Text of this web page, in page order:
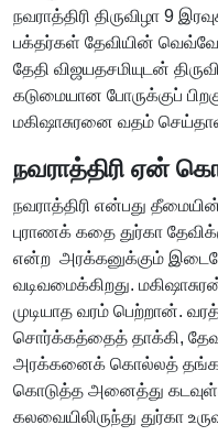
நவராத்திரி திருவிழா 9
பக்தர்கள் தேவியின்
தேதி விஜயதசமியுடன்
கடுமையான போருக்குப்
மகிஷாசுரனை வதம்
நவராத்திரி ஏன்
நவராத்திரி என்பது
புராணக் கதை துர்கா
என்ற அரக்கனுக்கும்
வடிவமைக்கிறது.
முடியாத வரம் பெற்றான்.
சொர்க்கத்தைத் தாக்கி,
அரக்கனைக் கொல்லத்
கொடுத்த அனைத்து
கலவையிலிருந்து துர்கா